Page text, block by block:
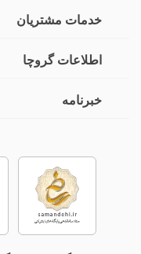
خدمات مشتریان
اطلاعات گروچا
خبرنامه